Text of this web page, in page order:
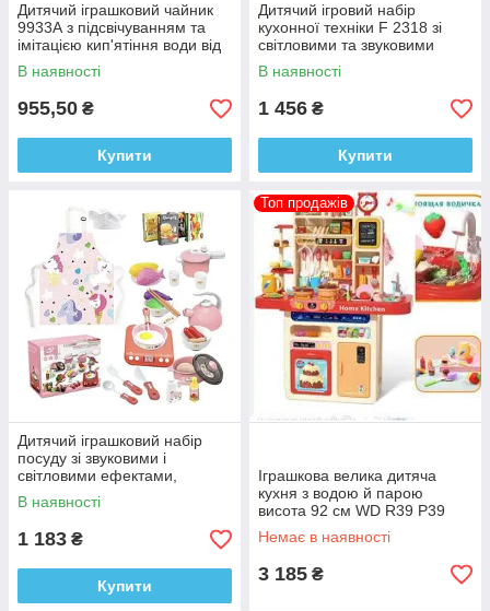
Дитячий іграшковий чайник
9933А з підсвічуванням та
імітацією кип'ятіння води від
3х років
В наявності
955,50 ₴
Купити
Дитячий ігровий набір
кухонної техніки F 2318 зі
світловими та звуковими
ефектами.
В наявності
1 456 ₴
Купити
Дитячий іграшковий набір
посуду зі звуковими і
світловими ефектами,
фартух, ковпак, продукти від
2х років
В наявності
1 183 ₴
Купити
Топ продажів
Іграшкова велика дитяча
кухня з водою й парою
висота 92 см WD R39 P39
червоний
Немає в наявності
3 185 ₴